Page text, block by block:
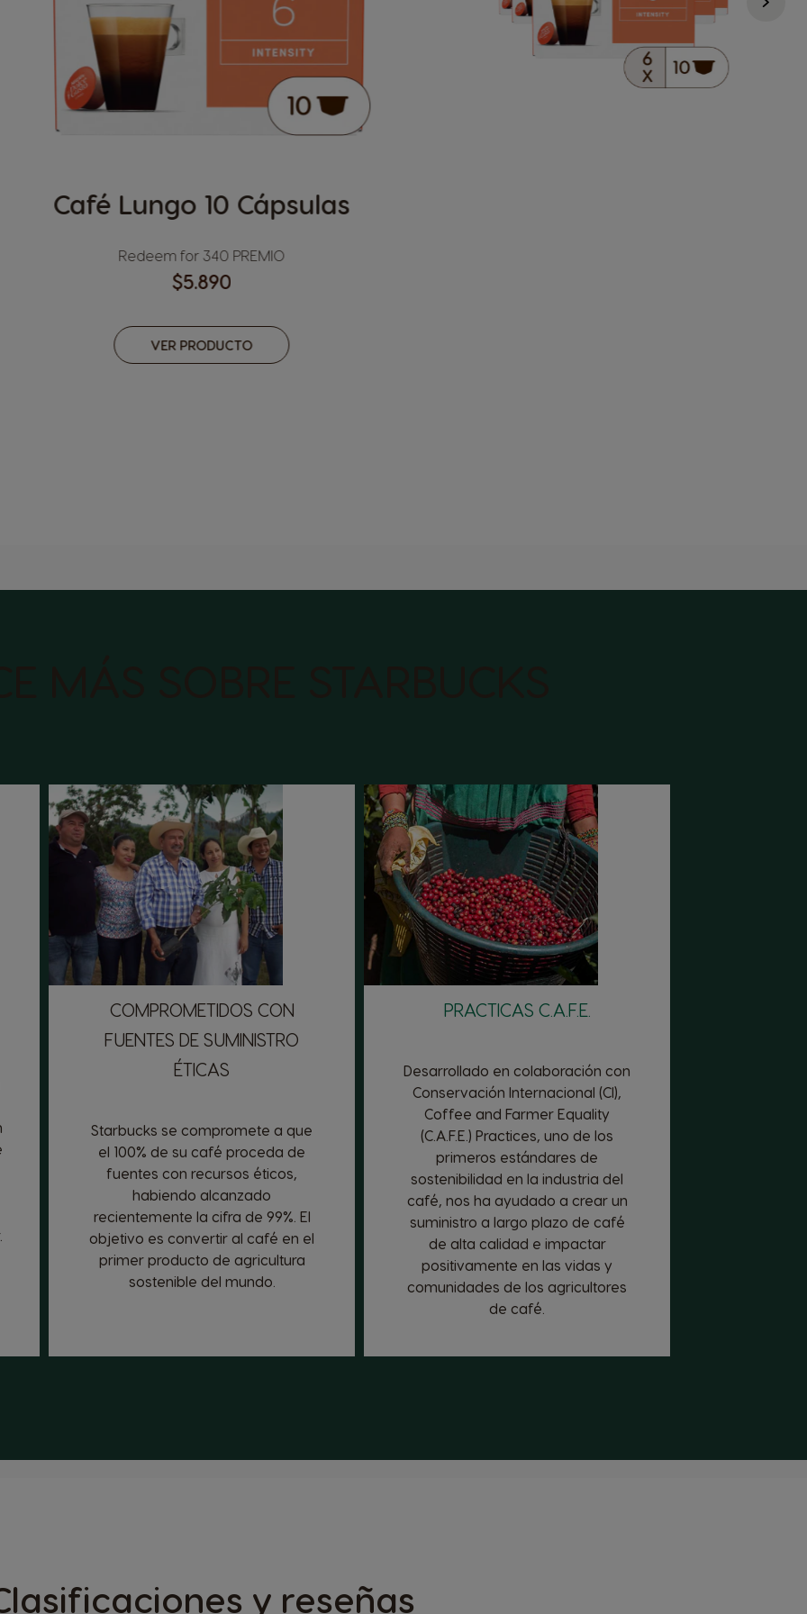
Café Lungo 10 Cápsulas
$5.890
Redeem for 340 PREMIO
VER PRODUCTO
COMPROMETIDOS CON
FUENTES DE SUMINISTRO
ÉTICAS
Starbucks se compromete a que
el 100% de su café proceda de
fuentes con recursos éticos,
habiendo alcanzado
recientemente la cifra de 99%. El
objetivo es convertir al café en el
primer producto de agricultura
sostenible del mundo.
PRACTICAS C.A.F.E.
Desarrollado en colaboración con
Conservación Internacional (CI),
Coffee and Farmer Equality
(C.A.F.E.) Practices, uno de los
primeros estándares de
sostenibilidad en la industria del
café, nos ha ayudado a crear un
suministro a largo plazo de café
de alta calidad e impactar
positivamente en las vidas y
comunidades de los agricultores
de café.
y reseñas